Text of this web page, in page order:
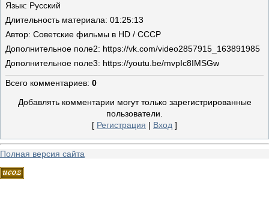
Язык: Русский
Длительность материала: 01:25:13
Автор: Советские фильмы в HD / СССР
Дополнительное поле2: https://vk.com/video2857915_163891985
Дополнительное поле3: https://youtu.be/mvpIc8IMSGw
Всего комментариев: 0
Добавлять комментарии могут только зарегистрированные
пользователи.
[ Регистрация | Вход ]
Полная версия сайта